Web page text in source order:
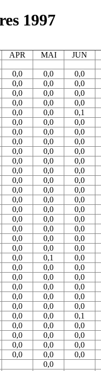
1997
APR MAI JUN
0,0 0,0
0,0
0,0 0,0
0,0
0,0 0,0
0,0
0,0 0,0
0,0
0,0 0,0
0,1
0,0 0,0
0,0
0,0 0,0
0,0
0,0 0,0
0,0
0,0 0,0
0,0
0,0 0,0
0,0
0,0 0,0
0,0
0,0 0,0
0,0
0,0 0,0
0,0
0,0 0,0
0,0
0,0 0,0
0,0
0,0 0,0
0,0
0,0 0,0
0,0
0,0 0,0
0,0
0,0 0,0
0,0
0,0 0,1
0,0
0,0 0,0
0,0
0,0 0,0
0,0
0,0 0,0
0,0
0,0 0,0
0,0
0,0 0,0
0,0
0,0 0,0
0,1
0,0 0,0
0,0
0,0 0,0
0,0
0,0 0,0
0,0
0,0 0,0
0,0
0,0